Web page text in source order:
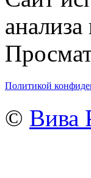
Политикой
© Вива